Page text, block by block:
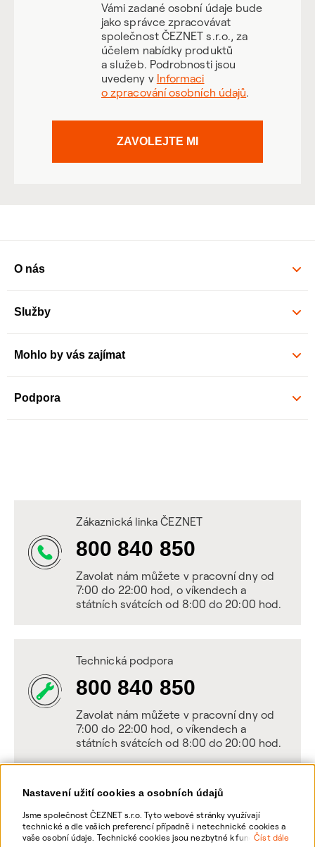
Nastavení užití cookies a osobních údajů
Jsme společnost ČEZNET s.r.o. Tyto webové stránky využívají
technické a dle vašich preferencí případně i netechnické cookies a
vaše osobní údaje. Technické cookies jsou nezbytné k fungování
Číst dále
Vámi zadané osobní údaje bude
jako správce zpracovávat
společnost ČEZNET s.r.o., za
účelem nabídky produktů
a služeb. Podrobnosti jsou
uvedeny v Informaci
o zpracování osobních údajů.
ZAVOLEJTE MI
O nás
Služby
Mohlo by vás zajímat
Podpora
Zákaznická linka ČEZNET
800 840 850
Zavolat nám můžete v pracovní dny od
7:00 do 22:00 hod, o víkendech a
státních svátcích od 8:00 do 20:00 hod.
Technická podpora
800 840 850
Zavolat nám můžete v pracovní dny od
7:00 do 22:00 hod, o víkendech a
státních svátcích od 8:00 do 20:00 hod.
Napište nám
POSLAT VZKAZ